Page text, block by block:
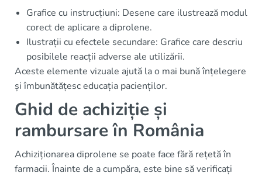
Grafice cu instrucțiuni: Desene care ilustrează modul
corect de aplicare a diprolene.
Ilustrații cu efectele secundare: Grafice care descriu
posibilele reacții adverse ale utilizării.
Aceste elemente vizuale ajută la o mai bună înțelegere
și îmbunătățesc educația pacienților.
Ghid de achiziție și
rambursare în România
Achiziționarea diprolene se poate face fără rețetă în
farmacii. Înainte de a cumpăra, este bine să verificați